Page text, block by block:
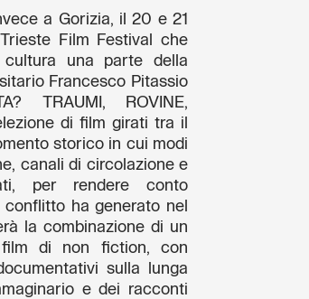
a Gorizia, il 20 e 21
Film Festival che
una parte della
Francesco Pitassio
TRAUMI, ROVINE,
di film girati tra il
storico in cui modi
canali di circolazione e
per rendere conto
ha generato nel
la combinazione di un
di non fiction, con
sulla lunga
e dei racconti